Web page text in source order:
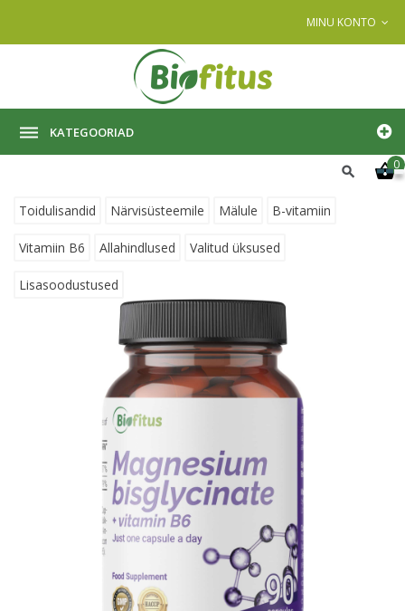
MINU KONTO
KATEGOORIAD
0
Toidulisandid Närvisüsteemile Mälule B-vitamiin
Vitamiin B6 Allahindlused Valitud üksused
Lisasoodustused